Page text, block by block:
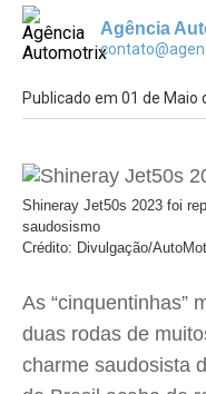
Agência
Publicado em 01 de Maio
Shineray Jet50s 2023 foi
saudosismo
Crédito: Divulgação/
As “cinquentinhas”
duas rodas de
charme saudosista